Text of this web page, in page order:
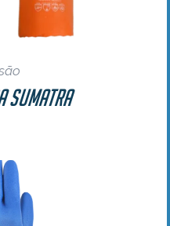
Sumatra